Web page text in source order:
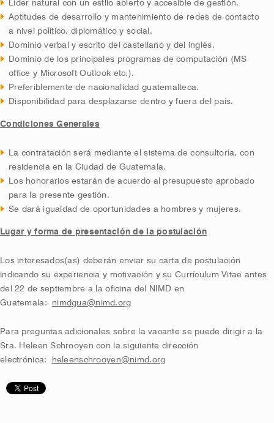
Líder natural con un estilo abierto y accesible de gestión.
Aptitudes de desarrollo y mantenimiento de redes de contacto
a nivel político, diplomático y social.
Dominio verbal y escrito del castellano y del inglés.
Dominio de los principales programas de computación (MS
office y Microsoft Outlook etc.).
Preferiblemente de nacionalidad guatemalteca.
Disponibilidad para desplazarse dentro y fuera del país.
Condiciones Generales
La contratación será mediante el sistema de consultoría, con
residencia en la Ciudad de Guatemala.
Los honorarios estarán de acuerdo al presupuesto aprobado
para la presente gestión.
Se dará igualdad de oportunidades a hombres y mujeres.
Lugar y forma de presentación de la postulación
Los interesados(as) deberán enviar su carta de postulación
indicando su experiencia y motivación y su Currículum Vitae antes
del 22 de septiembre a la oficina del NIMD en
Guatemala: nimdgua@nimd.org
Para preguntas adicionales sobre la vacante se puede dirigir a la
Sra. Heleen Schrooyen con la siguiente dirección
electrónica:
heleenschrooyen@nimd.org